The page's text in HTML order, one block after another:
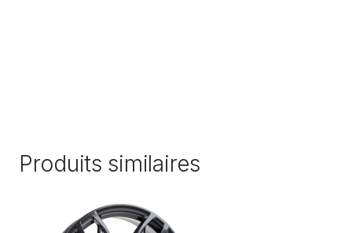
Produits similaires